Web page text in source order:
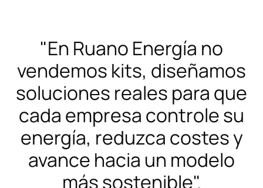
"En Ruano Energía no
vendemos kits, diseñamos
soluciones reales para que
cada empresa controle su
energía, reduzca costes y
avance hacia un modelo
más sostenible".